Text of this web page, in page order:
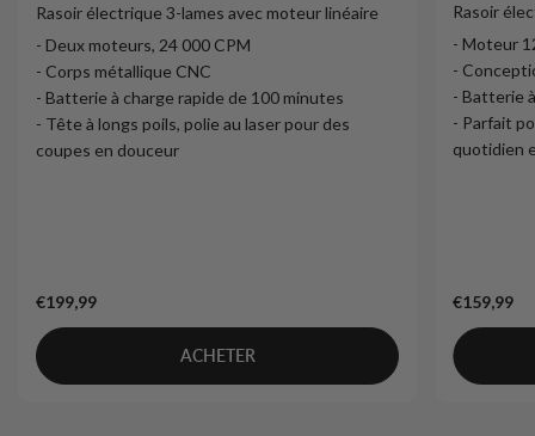
Rasoir électrique 3-lames avec moteur linéaire
- Deux moteurs, 24 000 CPM
- Corps métallique CNC
- Batterie à charge rapide de 100 minutes
- Tête à longs poils, polie au laser pour des
coupes en douceur
€199,99
ACHETER
Rasoir
- Moteur
-
- Batterie
- Parfait
quotidien
€159,99